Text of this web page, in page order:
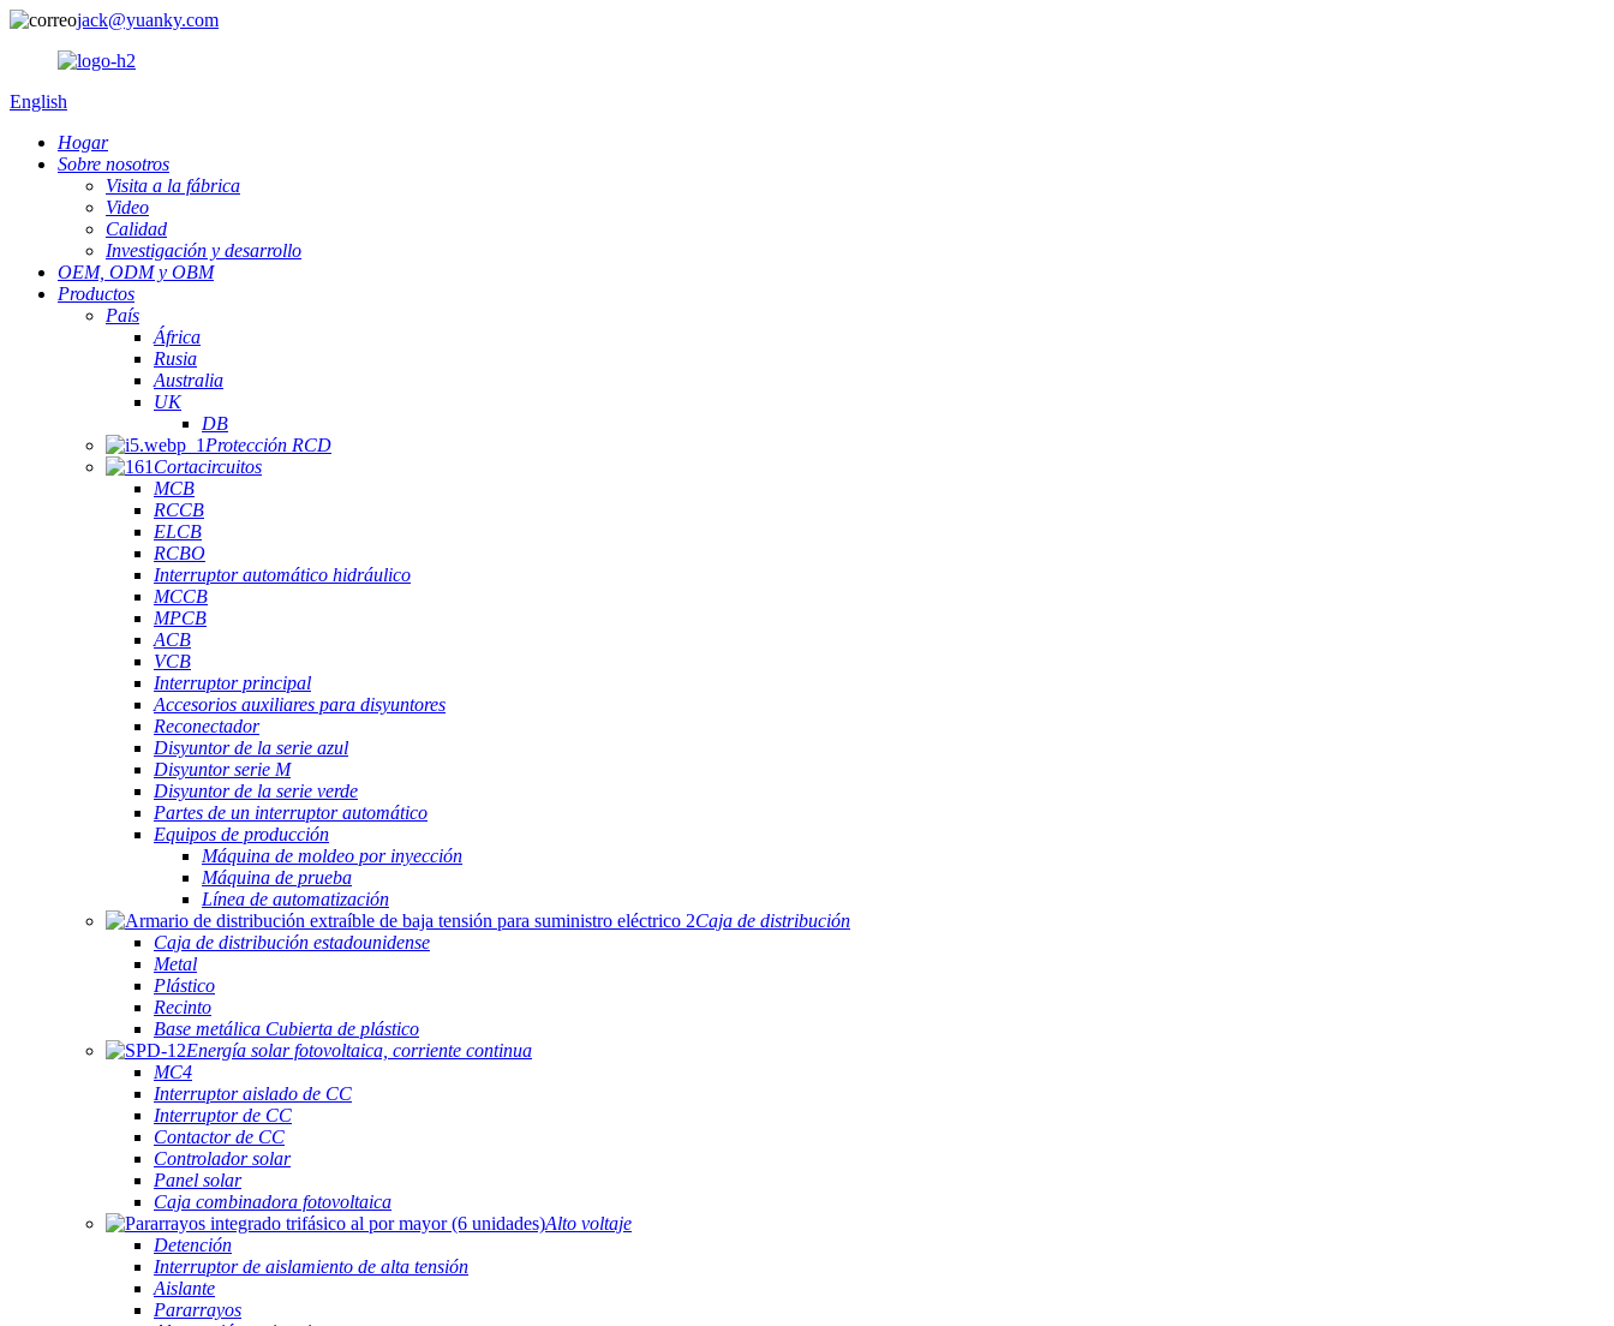
jack@yuanky.com
English
Hogar
Sobre nosotros
Visita a la fábrica
Video
Calidad
Investigación y desarrollo
OEM, ODM y OBM
Productos
País
África
Rusia
Australia
UK
DB
Protección RCD
Cortacircuitos
MCB
RCCB
ELCB
RCBO
Interruptor automático hidráulico
MCCB
MPCB
ACB
VCB
Interruptor principal
Accesorios auxiliares para disyuntores
Reconectador
Disyuntor de la serie azul
Disyuntor serie M
Disyuntor de la serie verde
Partes de un interruptor automático
Equipos de producción
Máquina de moldeo por inyección
Máquina de prueba
Línea de automatización
Caja de distribución
Caja de distribución estadounidense
Metal
Plástico
Recinto
Base metálica Cubierta de plástico
Energía solar fotovoltaica, corriente continua
MC4
Interruptor aislado de CC
Interruptor de CC
Contactor de CC
Controlador solar
Panel solar
Caja combinadora fotovoltaica
Alto voltaje
Detención
Interruptor de aislamiento de alta tensión
Aislante
Pararrayos